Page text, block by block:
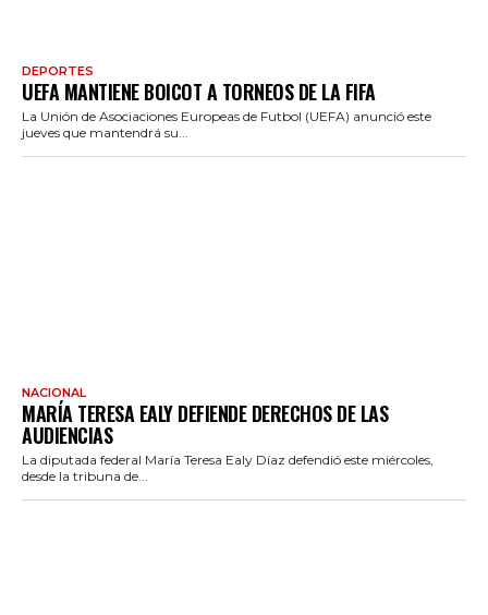
DEPORTES
UEFA MANTIENE BOICOT A TORNEOS DE LA FIFA
La Unión de Asociaciones Europeas de Futbol (UEFA) anunció este
jueves que mantendrá su...
NACIONAL
MARÍA TERESA EALY DEFIENDE DERECHOS DE LAS
AUDIENCIAS
La diputada federal María Teresa Ealy Díaz defendió este miércoles,
desde la tribuna de...